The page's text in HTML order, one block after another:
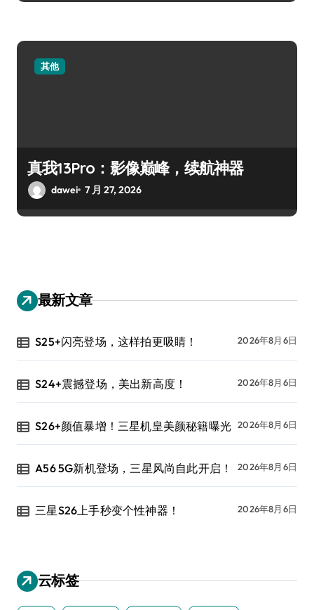
其他
真我13Pro：影像巅峰，续航神器
dawei 7 月 27, 2026
最新文章
S25+闪亮登场，这样拍更吸睛！ 2026年8月6日
S24+震撼登场，美出新高度！ 2026年8月6日
S26+颜值暴增！三星机皇美颜秘籍曝光 2026年8月6日
A56 5G新机登场，三星风尚自此开启！ 2026年8月6日
三星S26上手秒变个性神器！ 2026年8月6日
云标签